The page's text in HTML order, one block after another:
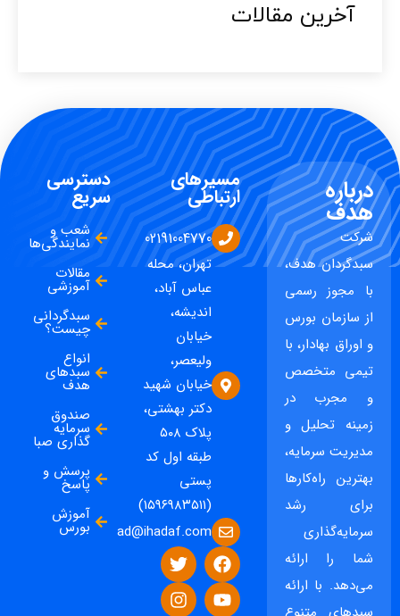
آخرین مقالات​
درباره
هدف
شرکت
سبدگردان هدف،
با مجوز رسمی
از سازمان بورس
و اوراق بهادار، با
تیمی متخصص
و مجرب در
زمینه تحلیل و
مدیریت سرمایه،
بهترین راه‌کارها
برای رشد
سرمایه‌گذاری
شما را ارائه
می‌دهد. با ارائه
مسیرهای
ارتباطی
02191004770
تهران، محله
عباس آباد،
اندیشه،
خیابان
ولیعصر،
خیابان شهید
دکتر بهشتی،
پلاک ۵۰۸
طبقه اول کد
پستی
(۱۵۹۶۹۸۳۵۱۱)
ad@ihadaf.com
دسترسی
سریع
شعب و
نمایندگی‌ها
مقالات
آموزشی
سبدگردانی
چیست؟
انواع
سبدهای
هدف
صندوق
سرمایه
گذاری صبا
پرسش و
پاسخ
آموزش
بورس